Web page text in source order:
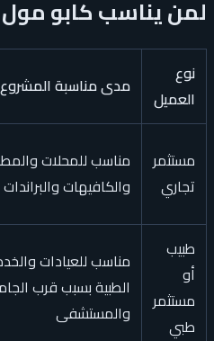
لمن يناسب كابو مول
نوع
العميل
مدى مناسبة المشروع
مستثمر
تجاري
مناسب للمحلات
والكافيهات والبراندات
طبيب
أو
مستثمر
طبي
مناسب للعيادات
الطبية بسبب قرب
والمستشفى